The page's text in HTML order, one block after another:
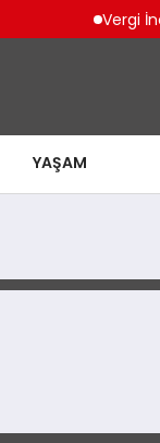
Vergi
YAŞAM